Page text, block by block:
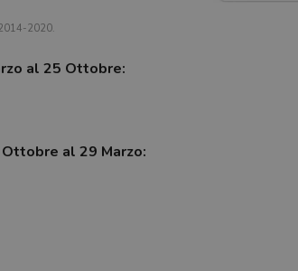
2020.
al 25 Ottobre:
al 29 Marzo: